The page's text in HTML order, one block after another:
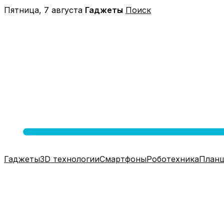
Перейти
Пятница, 7 августа Гаджеты Поиск
Гаджеты3D технологииСмартфоныРоботехника